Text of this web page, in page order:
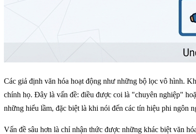
Các giả định văn hóa hoạt động như những bộ lọc vô hình.
chính họ. Đây là vấn đề: điều được coi là "chuyên nghiệp"
những hiểu lầm, đặc biệt là khi nói đến các tín hiệu phi ngôn
Vấn đề sâu hơn là chỉ nhận thức được những khác biệt văn